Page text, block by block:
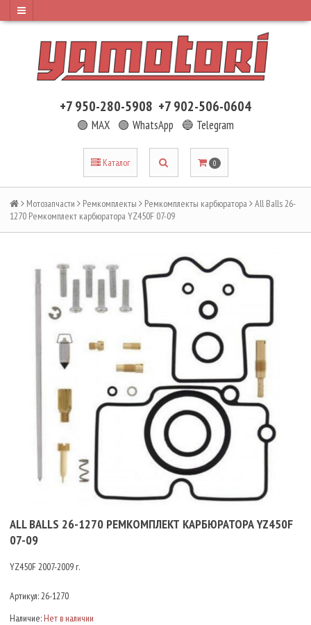
+7 950-280-5908 +7 902-506-0604
🟢 MAX 🟢 WhatsApp 🔵 Telegram
Каталог 0
Мотозапчасти Ремкомплекты Ремкомплекты карбюратора
All Balls 26-
1270 Ремкомплект карбюратора YZ450F 07-09
ALL BALLS 26-1270 РЕМКОМПЛЕКТ КАРБЮРАТОРА YZ450F
07-09
YZ450F 2007-2009 г.
Артикул:26-1270
Наличие: Нет в наличии